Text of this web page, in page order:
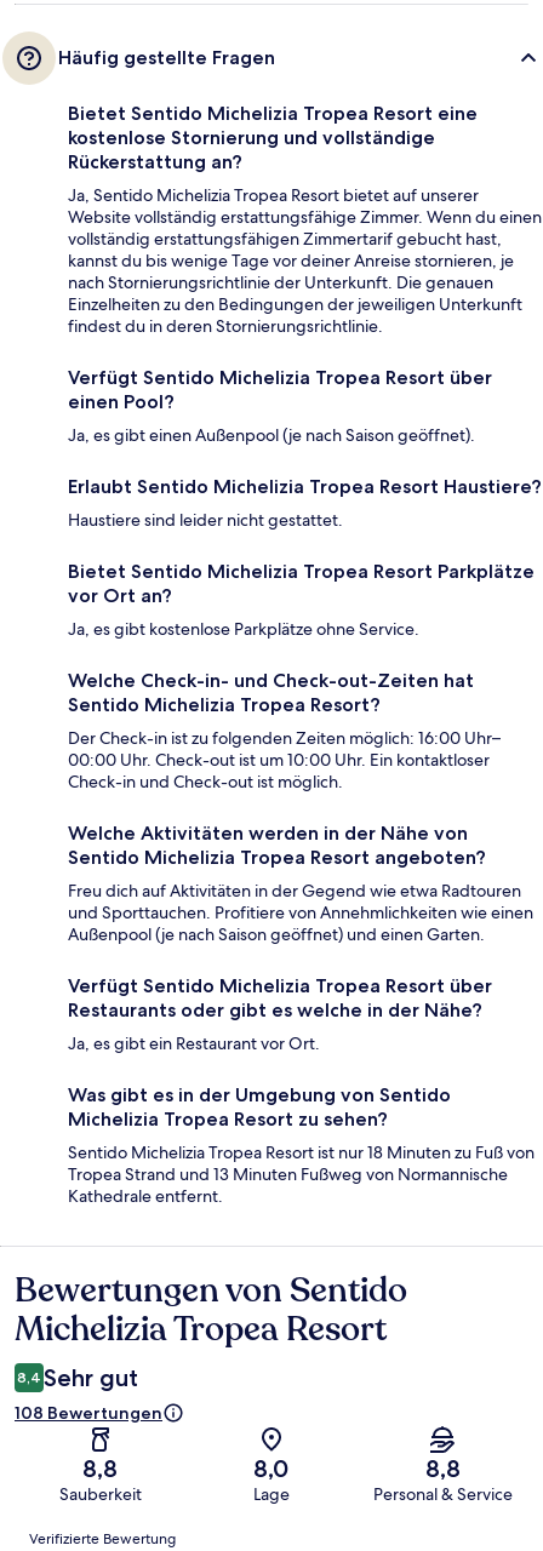
Häufig gestellte Fragen
Bietet Sentido Michelizia Tropea Resort eine
kostenlose Stornierung und vollständige
Rückerstattung an?
Ja, Sentido Michelizia Tropea Resort bietet auf unserer
Website vollständig erstattungsfähige Zimmer. Wenn du einen
vollständig erstattungsfähigen Zimmertarif gebucht hast,
kannst du bis wenige Tage vor deiner Anreise stornieren, je
nach Stornierungsrichtlinie der Unterkunft. Die genauen
Einzelheiten zu den Bedingungen der jeweiligen Unterkunft
findest du in deren Stornierungsrichtlinie.
Verfügt Sentido Michelizia Tropea Resort über
einen Pool?
Ja, es gibt einen Außenpool (je nach Saison geöffnet).
Erlaubt Sentido Michelizia Tropea Resort Haustiere?
Haustiere sind leider nicht gestattet.
Bietet Sentido Michelizia Tropea Resort Parkplätze
vor Ort an?
Ja, es gibt kostenlose Parkplätze ohne Service.
Welche Check-in- und Check-out-Zeiten hat
Sentido Michelizia Tropea Resort?
Der Check-in ist zu folgenden Zeiten möglich: 16:00 Uhr–
00:00 Uhr. Check-out ist um 10:00 Uhr. Ein kontaktloser
Check-in und Check-out ist möglich.
Welche Aktivitäten werden in der Nähe von
Sentido Michelizia Tropea Resort angeboten?
Freu dich auf Aktivitäten in der Gegend wie etwa Radtouren
und Sporttauchen. Profitiere von Annehmlichkeiten wie einen
Außenpool (je nach Saison geöffnet) und einen Garten.
Verfügt Sentido Michelizia Tropea Resort über
Restaurants oder gibt es welche in der Nähe?
Ja, es gibt ein Restaurant vor Ort.
Was gibt es in der Umgebung von Sentido
Michelizia Tropea Resort zu sehen?
Sentido Michelizia Tropea Resort ist nur 18 Minuten zu Fuß von
Tropea Strand und 13 Minuten Fußweg von Normannische
Kathedrale entfernt.
Bewertungen
Bewertungen von Sentido
Michelizia Tropea Resort
8,4 Sehr gut
108 Bewertungen
8,8
Sauberkeit
8,0
Lage
8,8
Personal & Service
Bewertungen
Verifizierte Bewertung